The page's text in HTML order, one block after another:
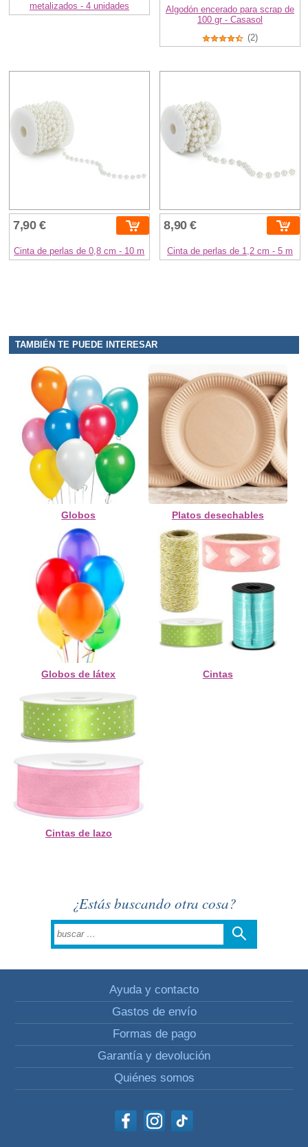
metalizados - 4 unidades
Algodón encerado para scrap de
100 gr - Casasol
(2)
7,90 €
Cinta de perlas de 0,8 cm - 10 m
8,90 €
Cinta de perlas de 1,2 cm - 5 m
TAMBIÉN TE PUEDE INTERESAR
Globos Platos desechables
Globos de látex Cintas
Cintas de lazo
¿Estás buscando otra cosa?
Ayuda y contacto
Gastos de envío
Formas de pago
Garantía y devolución
Quiénes somos